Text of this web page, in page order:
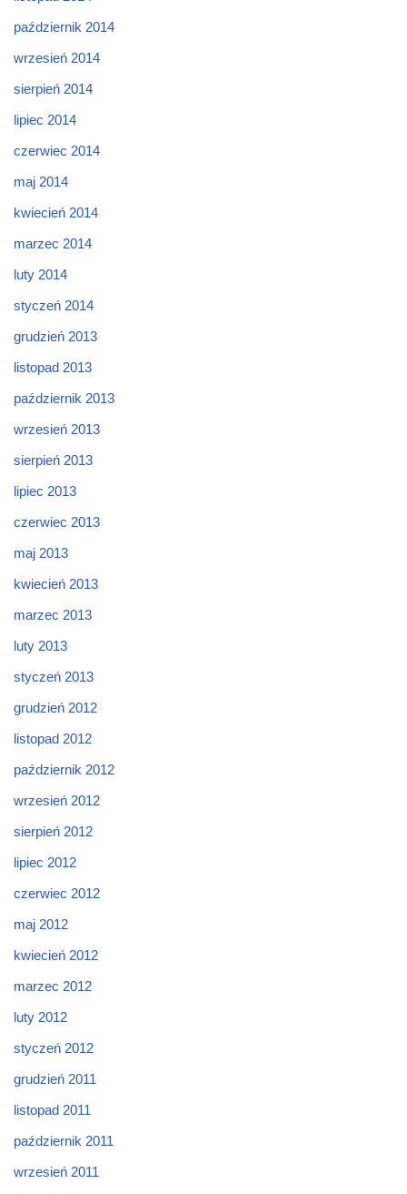
październik 2014
wrzesień 2014
sierpień 2014
lipiec 2014
czerwiec 2014
maj 2014
kwiecień 2014
marzec 2014
luty 2014
styczeń 2014
grudzień 2013
listopad 2013
październik 2013
wrzesień 2013
sierpień 2013
lipiec 2013
czerwiec 2013
maj 2013
kwiecień 2013
marzec 2013
luty 2013
styczeń 2013
grudzień 2012
listopad 2012
październik 2012
wrzesień 2012
sierpień 2012
lipiec 2012
czerwiec 2012
maj 2012
kwiecień 2012
marzec 2012
luty 2012
styczeń 2012
grudzień 2011
listopad 2011
październik 2011
wrzesień 2011